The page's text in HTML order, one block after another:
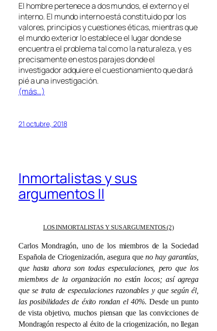
El hombre pertenece a dos mundos, el externo y el
interno. El mundo interno está constituido por los
valores, principios y cuestiones éticas, mientras que
el mundo exterior lo establece el lugar donde se
encuentra el problema tal como la naturaleza, y es
precisamente en estos parajes donde el
investigador adquiere el cuestionamiento que dará
pié a una investigación.
(más…)
21 octubre, 2018
Inmortalistas y sus
argumentos II
LOS INMORTALISTAS Y SUS ARGUMENTOS (2)
Carlos Mondragón, uno de los miembros de la Sociedad
Española de Criogenización, asegura que no hay garantías,
que hasta ahora son todas especulaciones, pero que los
miembros de la organización no están locos; así agrega
que se trata de especulaciones razonables y que según él,
las posibilidades de éxito rondan el 40%. Desde un punto
de vista objetivo, muchos piensan que las convicciones de
Mondragón respecto al éxito de la criogenización, no llegan